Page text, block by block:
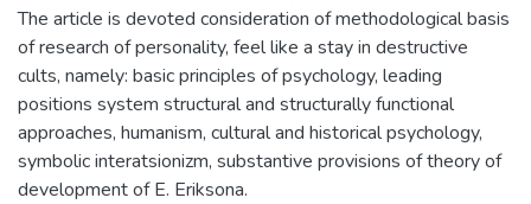
The article is devoted consideration of methodological basis
of research of personality, feel like a stay in destructive
cults, namely: basic principles of psychology, leading
positions system structural and structurally functional
approaches, humanism, cultural and historical psychology,
symbolic interatsionizm, substantive provisions of theory of
development of E. Eriksona.